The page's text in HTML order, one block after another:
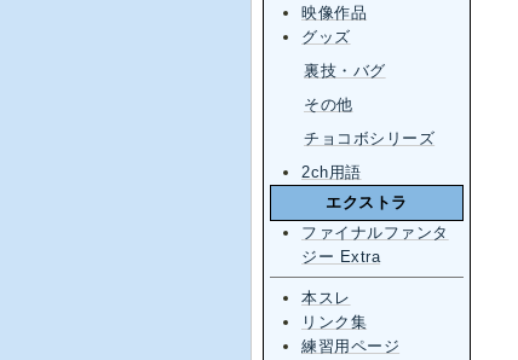
映像作品
グッズ
裏技・バグ
その他
チョコボシリーズ
2ch用語
エクストラ
ファイナルファンタ
ジー Extra
本スレ
リンク集
練習用ページ